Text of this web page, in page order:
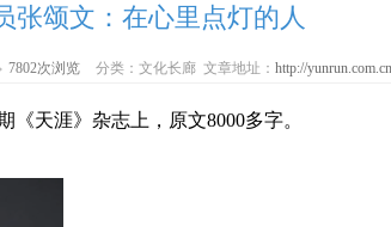
张颂文：在心里点灯的人
7802次浏览 分类：文化长廊 文章地址： http://
《天涯》杂志上，原文8000多字。